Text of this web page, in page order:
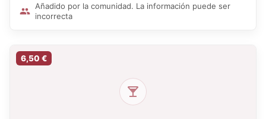
Añadido por la comunidad. La información puede ser
incorrecta
6,50 €